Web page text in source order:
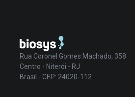
Rua Coronel Gomes Machado, 358
Centro - Niterói - RJ
Brasil - CEP: 24020-112